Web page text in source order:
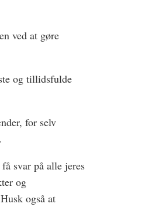
ved at gøre
og tillidsfulde
for selv
svar på alle jeres
og
også at